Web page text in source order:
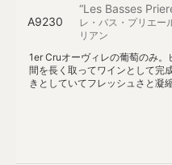
A9230
“Les Basses
レ・バス・プリエー
リアン
1er Cruオーヴィレの葡萄のみ
間を長く取ってワインとして完
きとしていてフレッシュさと凝